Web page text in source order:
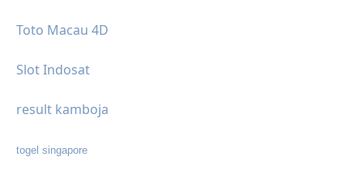
Toto Macau 4D
Slot Indosat
result kamboja
togel singapore